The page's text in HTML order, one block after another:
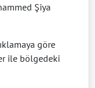
Şiya
göre
ile bölgedeki